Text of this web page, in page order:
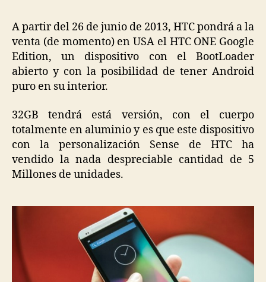
A partir del 26 de junio de 2013, HTC pondrá a la
venta (de momento) en USA el HTC ONE Google
Edition, un dispositivo con el BootLoader
abierto y con la posibilidad de tener Android
puro en su interior.
32GB tendrá está versión, con el cuerpo
totalmente en aluminio y es que este dispositivo
con la personalización Sense de HTC ha
vendido la nada despreciable cantidad de 5
Millones de unidades.